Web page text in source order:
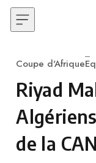
Skip to content
Category
Coupe d'Afrique
Riyad
de la CAN